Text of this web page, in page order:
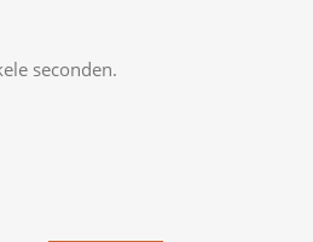
seconden.